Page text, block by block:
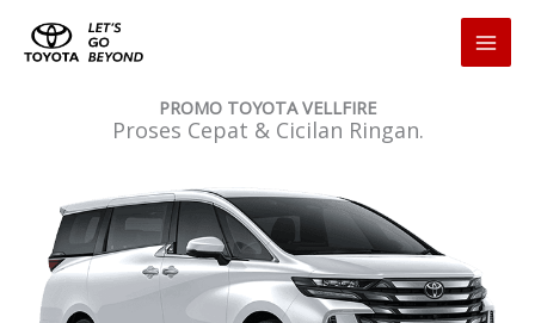
PROMO TOYOTA VELLFIRE
Proses Cepat & Cicilan Ringan.